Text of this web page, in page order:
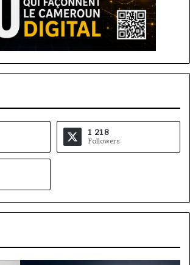
1 218
Followers